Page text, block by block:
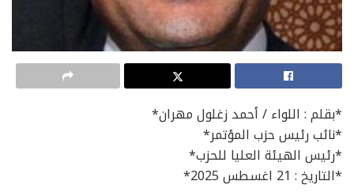
*بقلم : اللواء / أحمد زغلول مهران*
*نائب رئيس حزب المؤتمر*
*رئيس الهيئة العليا للحزب*
*التاريخ : 21 اغسطس 2025*